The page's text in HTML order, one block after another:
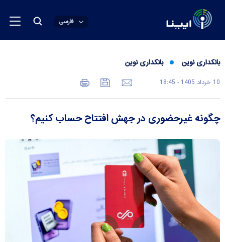
فارسی
بانکداری نوین بانکداری نوین
10 خرداد 1405 - 18:45
چگونه غیرحضوری در جهش افتتاح حساب کنیم؟